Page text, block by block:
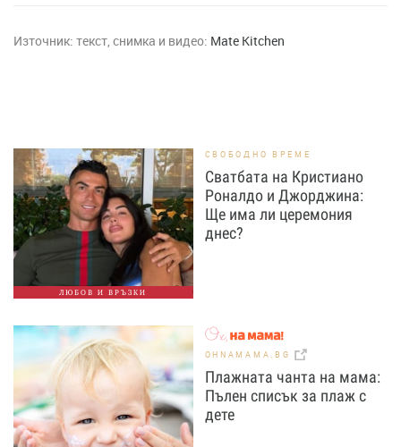
Източник: текст, снимка и видео: Mate Kitchen
ЛЮБОВ И ВРЪЗКИ
СВОБОДНО ВРЕМЕ
Сватбата на Кристиано
Роналдо и Джорджина:
Ще има ли церемония
днес?
OHNAMAMA.BG
Плажната чанта на мама:
Пълен списък за плаж с
дете